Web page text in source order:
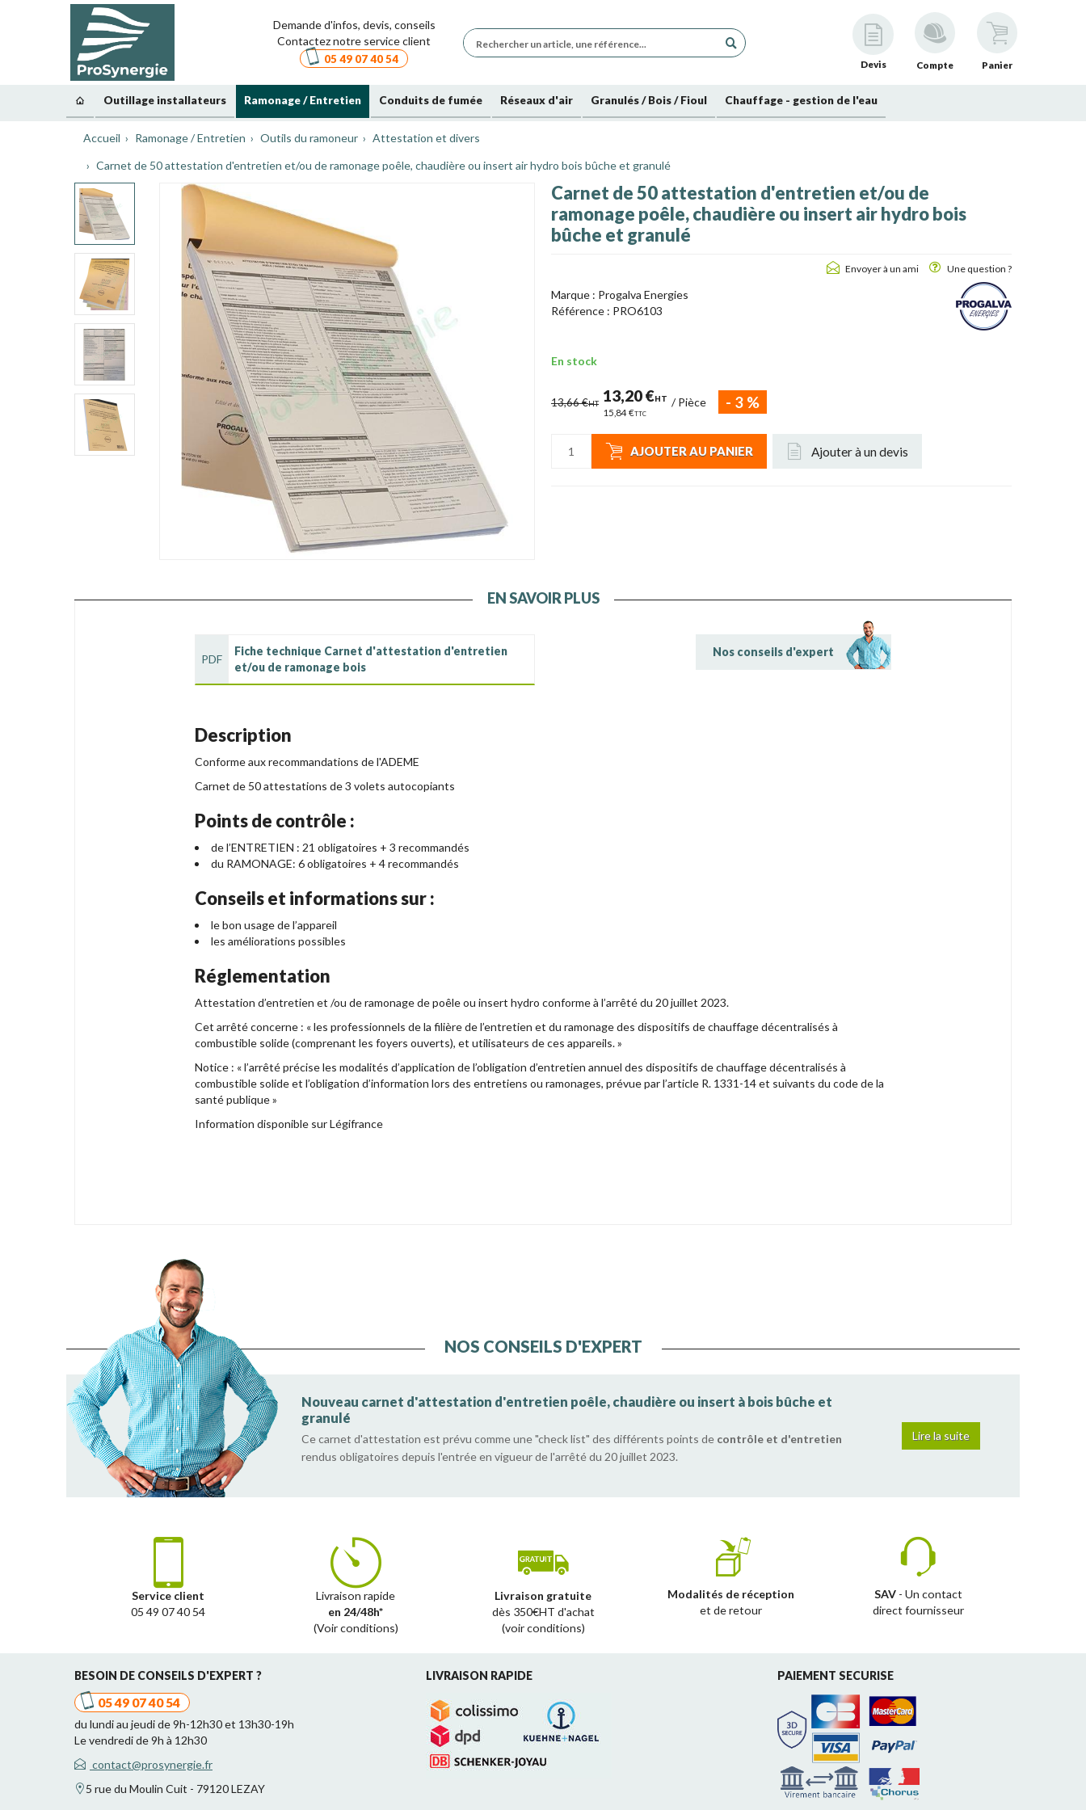
Demande d'infos, devis, conseils
Contactez notre service client
05 49 07 40 54 Devis Compte Panier
Outillage installateurs Ramonage / Entretien Conduits de fumée Réseaux d'air Granulés / Bois / Fioul Chauffage - gestion de l'eau
Accueil Ramonage / Entretien Outils du ramoneur
Attestation et divers
Carnet de 50 attestation d'entretien et/ou de ramonage poêle, chaudière ou insert air hydro bois bûche et granulé
Carnet de 50 attestation d'entretien et/ou de
ramonage poêle, chaudière ou insert air hydro bois
bûche et granulé
Envoyer à un ami Une question ?
Marque : Progalva Energies
Référence : PRO6103
En stock
13,66 €HT 13,20 €HT
15,84 €TTC
/Pièce - 3 %
AJOUTER AU PANIER Ajouter à un devis
EN SAVOIR PLUS
PDF
Fiche technique Carnet d'attestation d'entretien
et/ou de ramonage bois
Nos conseils d'expert
Description
Conforme aux recommandations de l'ADEME
Carnet de 50 attestations de 3 volets autocopiants
Points de contrôle :
de l’ENTRETIEN : 21 obligatoires + 3 recommandés
du RAMONAGE: 6 obligatoires + 4 recommandés
Conseils et informations sur :
le bon usage de l’appareil
les améliorations possibles
Réglementation
Attestation d’entretien et /ou de ramonage de poêle ou insert hydro conforme à l’arrêté du 20 juillet 2023.
Cet arrêté concerne : « les professionnels de la filière de l’entretien et du ramonage des dispositifs de chauffage décentralisés à
combustible solide (comprenant les foyers ouverts), et utilisateurs de ces appareils. »
Notice : « l’arrêté précise les modalités d’application de l’obligation d’entretien annuel des dispositifs de chauffage décentralisés à
combustible solide et l’obligation d’information lors des entretiens ou ramonages, prévue par l’article R. 1331-14 et suivants du code de la
santé publique »
Information disponible sur Légifrance
NOS CONSEILS D'EXPERT
Nouveau carnet d'attestation d'entretien poêle, chaudière ou insert à bois bûche et
granulé
Ce carnet d'attestation est prévu comme une "check list" des différents points de contrôle et d'entretien
rendus obligatoires depuis l'entrée en vigueur de l'arrêté du 20 juillet 2023.
Lire la suite
Service client
05 49 07 40 54
Livraison rapide
en 24/48h*
(Voir conditions)
Livraison gratuite
dès 350€HT d'achat
(voir conditions)
Modalités de réception
et de retour
SAV- Un contact
direct fournisseur
BESOIN DE CONSEILS D'EXPERT ?
05 49 07 40 54
du lundi au jeudi de 9h-12h30 et 13h30-19h
Le vendredi de 9h à 12h30
contact@prosynergie.fr
5 rue du Moulin Cuit - 79120 LEZAY
LIVRAISON RAPIDE PAIEMENT SECURISE